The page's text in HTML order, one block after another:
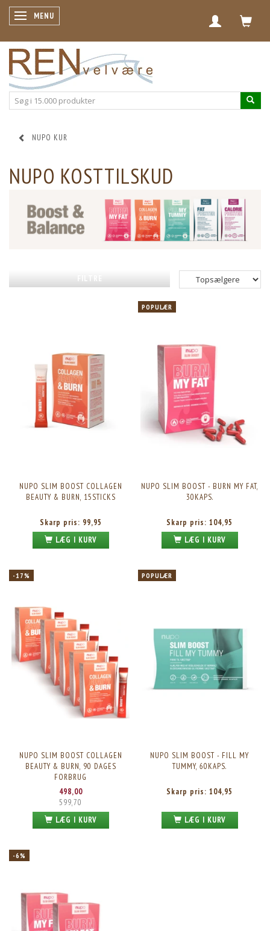
SKIFTE NAVIGATION
MENU
NUPO KUR
NUPO KOSTTILSKUD
FILTRE
NUPO SLIM BOOST COLLAGEN
BEAUTY & BURN, 15STICKS
Skarp pris: 99,95
LÆG I KURV
POPULÆR
NUPO SLIM BOOST - BURN MY FAT,
30KAPS.
Skarp pris: 104,95
LÆG I KURV
-17%
NUPO SLIM BOOST COLLAGEN
BEAUTY & BURN, 90 DAGES
FORBRUG
498,00
599,70
LÆG I KURV
POPULÆR
NUPO SLIM BOOST - FILL MY
TUMMY, 60KAPS.
Skarp pris: 104,95
LÆG I KURV
-6%